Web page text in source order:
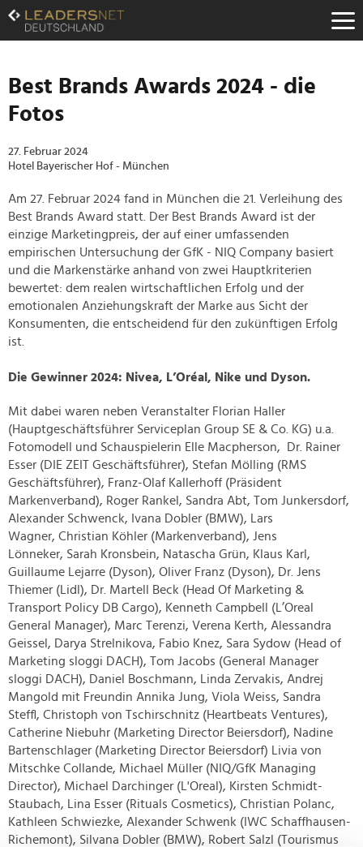
Zum
Inhalt
Zur
Navigation
Zur
Hauptnavigation
Best Brands Awards 2024 - die
Fotos
27. Februar 2024
Hotel Bayerischer Hof - München
Am 27. Februar 2024 fand in München die 21. Verleihung des
Best Brands Award statt. Der Best Brands Award ist der
einzige Marketingpreis, der auf einer umfassenden
empirischen Untersuchung der GfK - NIQ Company basiert
und die Markenstärke anhand von zwei Hauptkriterien
bewertet: dem realen wirtschaftlichen Erfolg und der
emotionalen Anziehungskraft der Marke aus Sicht der
Konsumenten, die entscheidend für den zukünftigen Erfolg
ist.
Die Gewinner 2024: Nivea, L’Oréal, Nike und Dyson.
Mit dabei waren neben Veranstalter Florian Haller
(Hauptgeschäftsführer Serviceplan Group SE & Co. KG) u.a.
Fotomodell und Schauspielerin Elle Macpherson,
Dr. Rainer
Esser (DIE ZEIT Geschäftsführer), Stefan Mölling (RMS
Geschäftsführer), Franz-Olaf Kallerhoff (Präsident
Markenverband), Roger Rankel, Sandra Abt, Tom Junkersdorf,
Alexander Schwenck, Ivana Dobler (BMW), Lars
Wagner, Christian Köhler (Markenverband), Jens
Lönneker, Sarah Kronsbein, Natascha Grün, Klaus Karl,
Guillaume Lejarre (Dyson), Oliver Franz (Dyson), Dr. Jens
Thiemer (Lidl), Dr. Martell Beck (Head Of Marketing &
Transport Policy DB Cargo), Kenneth Campbell (L’Oreal
General Manager), Marc Terenzi, Verena Kerth, Alessandra
Geissel, Darya Strelnikova, Fabio Knez, Sara Sydow (Head of
Marketing sloggi DACH), Tom Jacobs (General Manager
sloggi DACH), Daniel Boschmann, Linda Zervakis, Andrej
Mangold mit Freundin Annika Jung, Viola Weiss, Sandra
Steffl, Christoph von Tschirschnitz (Heartbeats Ventures),
Catherine Niebuhr (Marketing Director Beiersdorf), Nadine
Bartenschlager (Marketing Director Beiersdorf) Livia von
Mitschke Collande, Michael Müller (NIQ/GfK Managing
Director), Michael Darchinger (L'Oreal), Kirsten Schmidt-
Staubach, Lina Esser (Rituals Cosmetics), Christian Polanc,
Kathleen Schwiezke, Alexander Schwenk (IWC Schaffhausen-
Richemont), Silvana Dobler (BMW), Robert Salzl (Tourismus